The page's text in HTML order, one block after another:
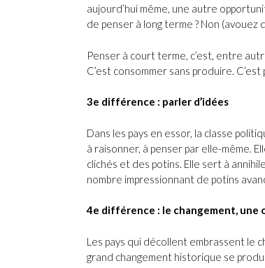
aujourd’hui même, une autre
de penser à long terme ? Non (avouez
Penser à court terme, c’est, entre
C’est consommer sans produire.
3e différence : parler d’idées
Dans les pays en essor, la classe
à raisonner, à penser par elle-même.
clichés et des potins. Elle sert à
nombre impressionnant de potins
4e différence : le changement, une
Les pays qui décollent embrassent le
grand changement historique se